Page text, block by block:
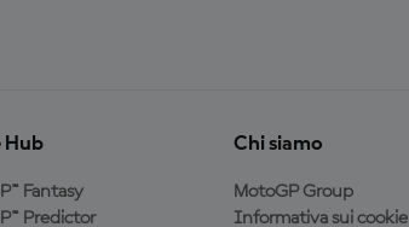
Hub
Fantasy
Predictor
Chi siamo
MotoGP Group
Informativa sui cookie